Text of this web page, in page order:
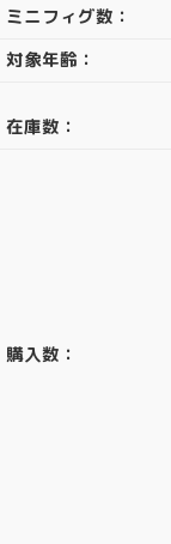
ミニフィグ数：
対象年齢：
在庫数：
購入数：